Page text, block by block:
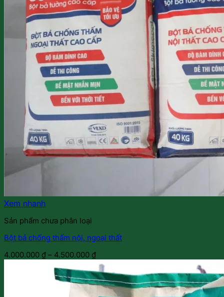
Xem nhanh
Sản phẩm chưa phân loại
Bột bả chống thấm nội, ngoại thất
4.000.000 ₫ – 4.500.000 ₫